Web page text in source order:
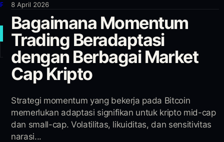
Produk
Lainnya
TRADE BARU
Masuk DAFTAR
8 April 2026
Bagaimana Momentum
Trading Beradaptasi
dengan Berbagai Market
Cap Kripto
Strategi momentum yang bekerja pada Bitcoin
memerlukan adaptasi signifikan untuk kripto mid-cap
dan small-cap. Volatilitas, likuiditas, dan sensitivitas
narasi...